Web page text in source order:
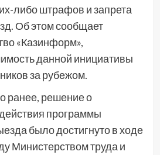
либо штрафов и запрета
Об этом сообщает
«Казинформ»,
данной инициативы
за рубежом.
ранее, решение о
программы
было достигнуто в ходе
Министерством труда и